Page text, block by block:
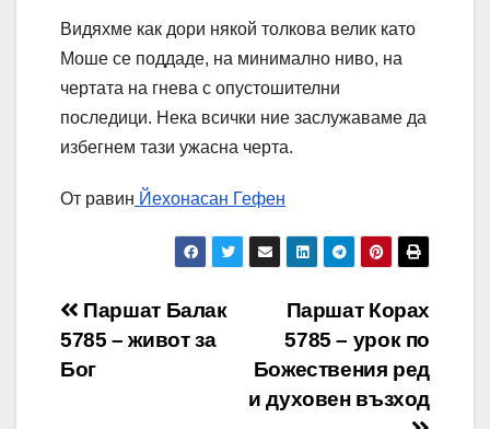
Видяхме как дори някой толкова велик като
Моше се поддаде, на минимално ниво, на
чертата на гнева с опустошителни
последици. Нека всички ние заслужаваме да
избегнем тази ужасна черта.
От равин Йехонасан Гефен
Навигация
Паршат Корах
5785 – урок по
Божествения ред
и духовен възход
Паршат Балак
5785 – живот за
Бог